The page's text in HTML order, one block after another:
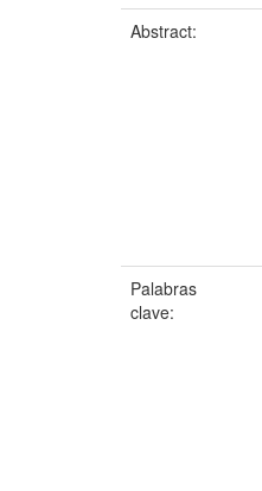
Abstract:
Palabras
clave: